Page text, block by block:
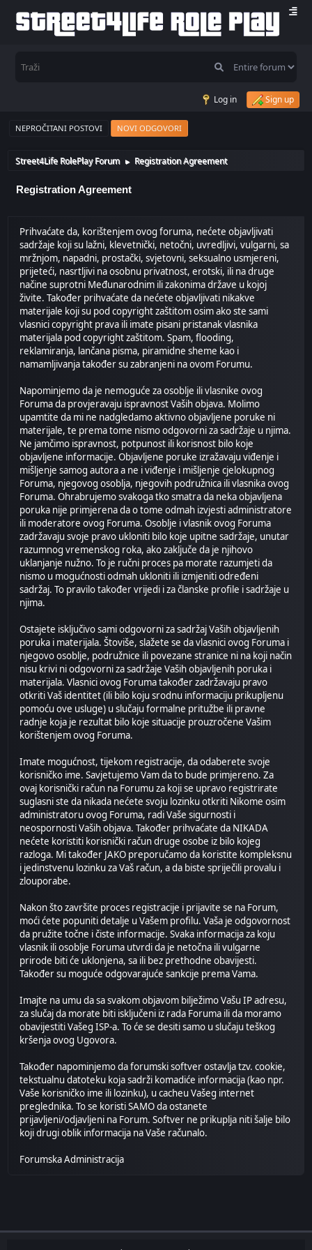
Log in Sign up
NEPROČITANI POSTOVI NOVI ODGOVORI
Street4Life RolePlay Forum ► Registration Agreement
Registration Agreement
Prihvaćate da, korištenjem ovog foruma, nećete objavljivati
sadržaje koji su lažni, klevetnički, netočni, uvredljivi, vulgarni, sa
mržnjom, napadni, prostački, svjetovni, seksualno usmjereni,
prijeteći, nasrtljivi na osobnu privatnost, erotski, ili na druge
načine suprotni Međunarodnim ili zakonima države u kojoj
živite. Također prihvaćate da nećete objavljivati nikakve
materijale koji su pod copyright zaštitom osim ako ste sami
vlasnici copyright prava ili imate pisani pristanak vlasnika
materijala pod copyright zaštitom. Spam, flooding,
reklamiranja, lančana pisma, piramidne sheme kao i
namamljivanja također su zabranjeni na ovom Forumu.
Napominjemo da je nemoguće za osoblje ili vlasnike ovog
Foruma da provjeravaju ispravnost Vaših objava. Molimo
upamtite da mi ne nadgledamo aktivno objavljene poruke ni
materijale, te prema tome nismo odgovorni za sadržaje u njima.
Ne jamčimo ispravnost, potpunost ili korisnost bilo koje
objavljene informacije. Objavljene poruke izražavaju viđenje i
mišljenje samog autora a ne i viđenje i mišljenje cjelokupnog
Foruma, njegovog osoblja, njegovih podružnica ili vlasnika ovog
Foruma. Ohrabrujemo svakoga tko smatra da neka objavljena
poruka nije primjerena da o tome odmah izvjesti administratore
ili moderatore ovog Foruma. Osoblje i vlasnik ovog Foruma
zadržavaju svoje pravo ukloniti bilo koje upitne sadržaje, unutar
razumnog vremenskog roka, ako zaključe da je njihovo
uklanjanje nužno. To je ručni proces pa morate razumjeti da
nismo u mogućnosti odmah ukloniti ili izmjeniti određeni
sadržaj. To pravilo također vrijedi i za članske profile i sadržaje u
njima.
Ostajete isključivo sami odgovorni za sadržaj Vaših objavljenih
poruka i materijala. Štoviše, slažete se da vlasnici ovog Foruma i
njegovo osoblje, podružnice ili povezane stranice ni na koji način
nisu krivi ni odgovorni za sadržaje Vaših objavljenih poruka i
materijala. Vlasnici ovog Foruma također zadržavaju pravo
otkriti Vaš identitet (ili bilo koju srodnu informaciju prikupljenu
pomoću ove usluge) u slučaju formalne pritužbe ili pravne
radnje koja je rezultat bilo koje situacije prouzročene Vašim
korištenjem ovog Foruma.
Imate mogućnost, tijekom registracije, da odaberete svoje
korisničko ime. Savjetujemo Vam da to bude primjereno. Za
ovaj korisnički račun na Forumu za koji se upravo registrirate
suglasni ste da nikada nećete svoju lozinku otkriti Nikome osim
administratoru ovog Foruma, radi Vaše sigurnosti i
neospornosti Vaših objava. Također prihvaćate da NIKADA
nećete koristiti korisnički račun druge osobe iz bilo kojeg
razloga. Mi također JAKO preporučamo da koristite kompleksnu
i jedinstvenu lozinku za Vaš račun, a da biste spriječili provalu i
zlouporabe.
Nakon što završite proces registracije i prijavite se na Forum,
moći ćete popuniti detalje u Vašem profilu. Vaša je odgovornost
da pružite točne i čiste informacije. Svaka informacija za koju
vlasnik ili osoblje Foruma utvrdi da je netočna ili vulgarne
prirode biti će uklonjena, sa ili bez prethodne obavijesti.
Također su moguće odgovarajuće sankcije prema Vama.
Imajte na umu da sa svakom objavom bilježimo Vašu IP adresu,
za slučaj da morate biti isključeni iz rada Foruma ili da moramo
obavijestiti Vašeg ISP-a. To će se desiti samo u slučaju teškog
kršenja ovog Ugovora.
Također napominjemo da forumski softver ostavlja tzv. cookie,
tekstualnu datoteku koja sadrži komadiće informacija (kao npr.
Vaše korisničko ime ili lozinku), u cacheu Vašeg internet
preglednika. To se koristi SAMO da ostanete
prijavljeni/odjavljeni na Forum. Softver ne prikuplja niti šalje bilo
koji drugi oblik informacija na Vaše računalo.
Forumska Administracija